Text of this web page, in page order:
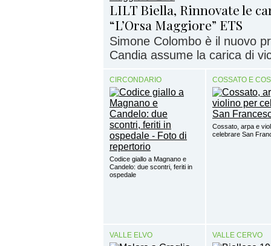
LILT Biella, Rinnovate le
“L’Orsa Maggiore” ETS
Simone Colombo è il nuovo
Candia assume la carica di
CIRCONDARIO
Codice giallo a Magnano e
Candelo: due scontri, feriti in
ospedale
COSSATO E
Cossato, arpa e
celebrare San
VALLE ELVO VALLE CERVO